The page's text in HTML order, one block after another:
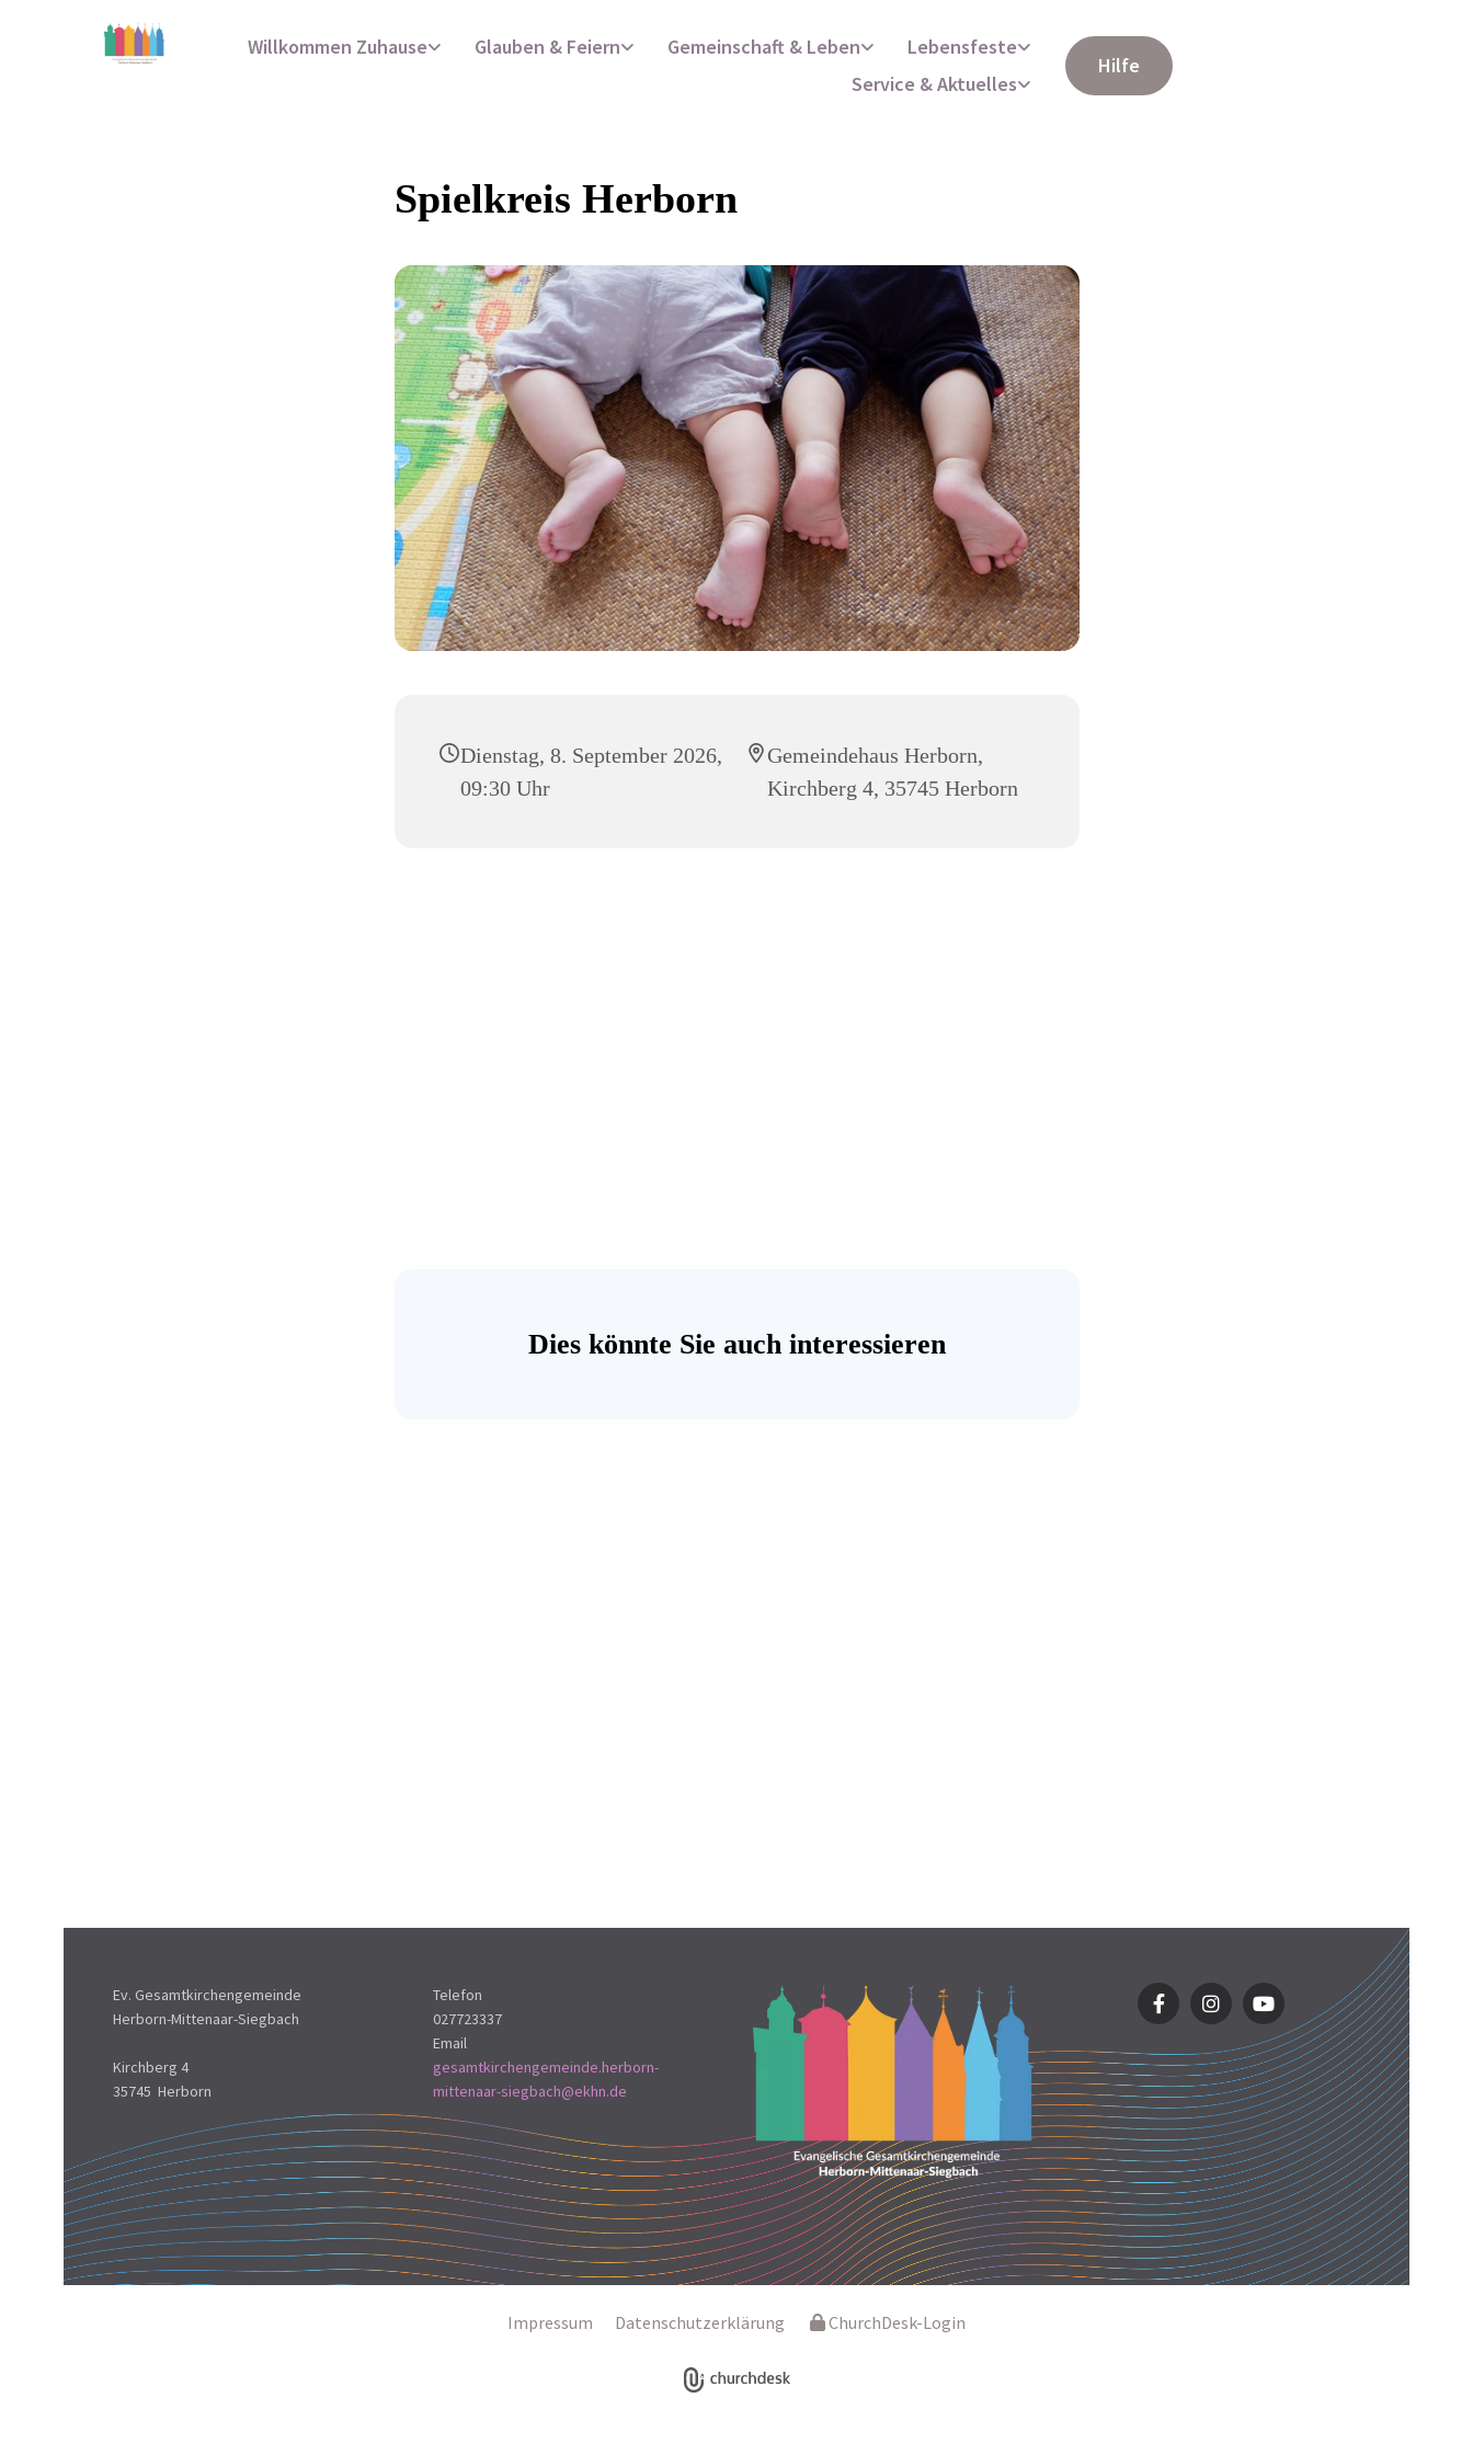
Willkommen Zuhause Glauben & Feiern Gemeinschaft & Leben
Lebensfeste
Service & Aktuelles
Hilfe
Spielkreis Herborn
Dienstag, 8. September 2026,
09:30 Uhr
Gemeindehaus Herborn,
Kirchberg 4, 35745 Herborn
Dies könnte Sie auch interessieren
Ev. Gesamtkirchengemeinde
Herborn-Mittenaar-Siegbach
Kirchberg 4
35745 Herborn
Telefon
027723337
Email
gesamtkirchengemeinde.herborn-
mittenaar-siegbach@ekhn.de
Impressum Datenschutzerklärung ChurchDesk-Login